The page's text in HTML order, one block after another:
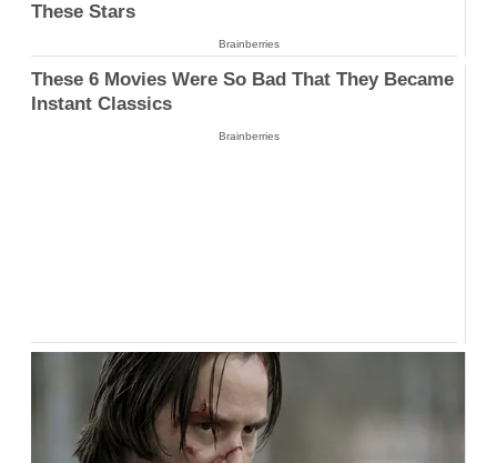
These Stars
Brainberries
These 6 Movies Were So Bad That They Became
Instant Classics
Brainberries